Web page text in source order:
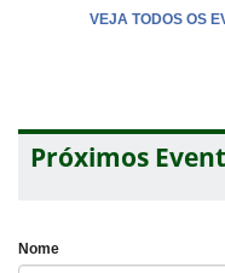
VEJA TODOS OS
Próximos
Nome